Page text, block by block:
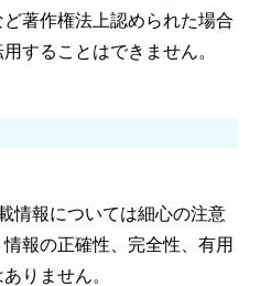
著作権法上認められた場合
することはできません。
情報については細心の注意
報の正確性、完全性、有用
りません。